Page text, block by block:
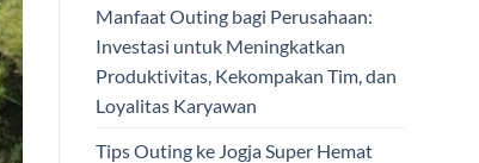
Manfaat Outing bagi Perusahaan:
Investasi untuk Meningkatkan
Produktivitas, Kekompakan Tim, dan
Loyalitas Karyawan
Tips Outing ke Jogja Super Hemat